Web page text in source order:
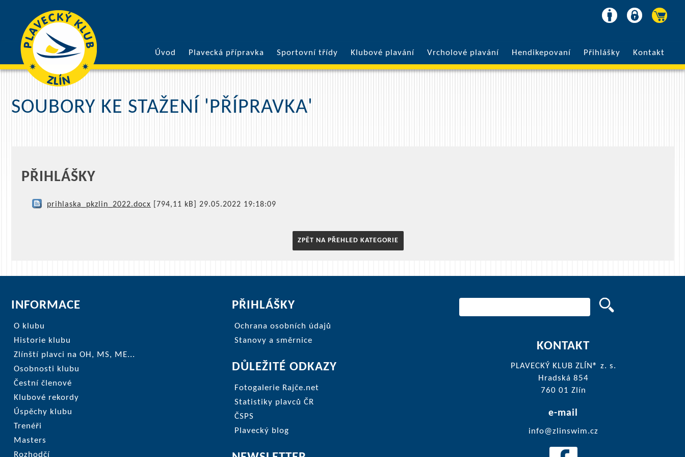
Úvod Plavecká přípravka Sportovní třídy Klubové plavání Vrcholové plavání Hendikepovaní Přihlášky Kontakt
SOUBORY KE STAŽENÍ 'PŘÍPRAVKA'
PŘIHLÁŠKY
prihlaska_pkzlin_2022.docx [794,11 kB] 29.05.2022 19:18:09
ZPĚT NA PŘEHLED KATEGORIE
INFORMACE
O klubu
Historie klubu
Zlínští plavci na OH, MS, ME...
Osobnosti klubu
Čestní členové
Klubové rekordy
Úspěchy klubu
Trenéři
Masters
Rozhodčí
PŘIHLÁŠKY
Ochrana osobních údajů
Stanovy a směrnice
DŮLEŽITÉ ODKAZY
Fotogalerie Rajče.net
Statistiky plavců ČR
ČSPS
Plavecký blog
KONTAKT
PLAVECKÝ KLUB ZLÍN® z. s.
Hradská 854
760 01 Zlín
e-mail
info@zlinswim.cz